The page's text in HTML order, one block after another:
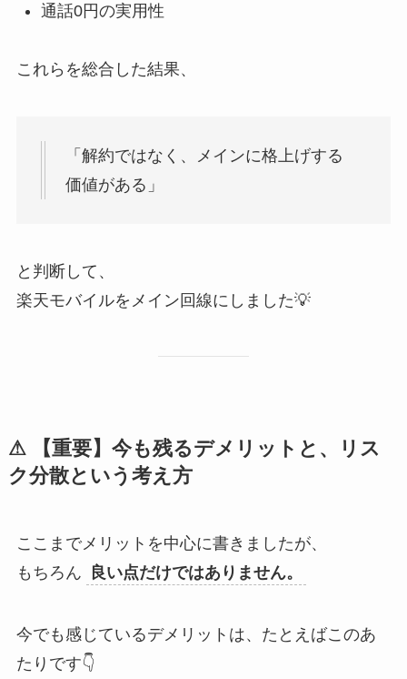
通話0円の実用性
これらを総合した結果、
「解約ではなく、メインに格上げする
価値がある」
と判断して、
楽天モバイルをメイン回線にしました💡
⚠ 【重要】今も残るデメリットと、リス
ク分散という考え方
ここまでメリットを中心に書きましたが、
もちろん
良い点だけではありません。
今でも感じているデメリットは、たとえばこのあ
たりです👇